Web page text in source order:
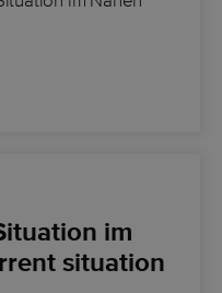
im
situation